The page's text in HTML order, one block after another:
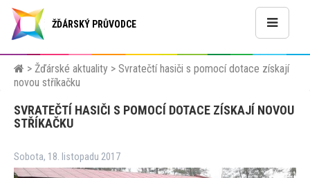
ŽĎÁRSKÝ PRŮVODCE
> Žďárské aktuality > Svratečtí hasiči s pomocí dotace získají
novou stříkačku
SVRATEČTÍ HASIČI S POMOCÍ DOTACE ZÍSKAJÍ NOVOU
STŘÍKAČKU
Sobota, 18. listopadu 2017